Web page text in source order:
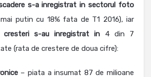
s-a inregistrat in sectorul foto
putin cu 18% fata de T1 2016), iar
cresteri s-au inregistrat in 4 din 7
(rata de crestere de doua cifre):
– piata a insumat 87 de milioane